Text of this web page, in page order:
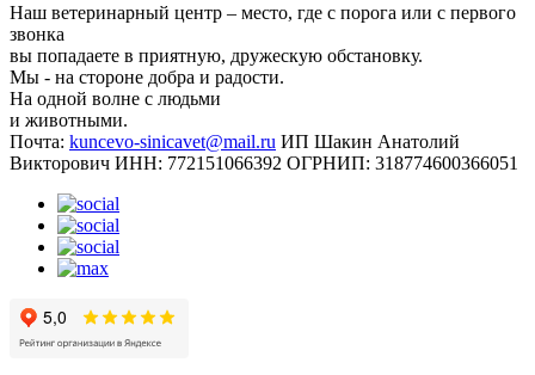
Наш ветеринарный центр – место, где с порога или с первого
звонка
вы попадаете в приятную, дружескую обстановку.
Мы - на стороне добра и радости.
На одной волне с людьми
и животными.
Почта: kuncevo-sinicavet@mail.ru ИП Шакин Анатолий
Викторович ИНН: 772151066392 ОГРНИП: 318774600366051